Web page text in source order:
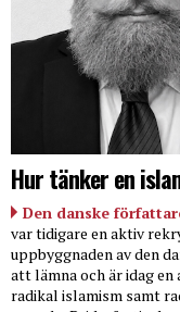
Hur tänker en
Den danske
var tidigare en aktiv
uppbyggnaden av den
att lämna och är idag
radikal islamism samt